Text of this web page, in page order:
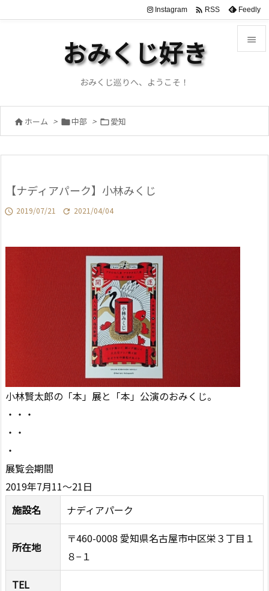

サイド
Instagram  RSS Feedly
おみくじ好き
おみくじ巡りへ、ようこそ！
 ホーム > 中部 > 愛知
【ナディアパーク】小林みくじ
 2019/07/21  2021/04/04
小林賢太郎の「本」展と「本」公演のおみくじ。
・・・
・・
・
展覧会期間
2019年7月11～21日
施設名
ナディアパーク
所在地
〒460-0008 愛知県名古屋市中区栄３丁目１
８−１
TEL